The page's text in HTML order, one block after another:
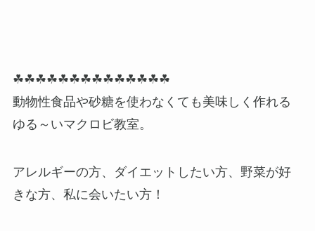
☘☘☘☘☘☘☘☘☘☘☘☘☘☘
動物性食品や砂糖を使わなくても美味しく作れる
ゆる～いマクロビ教室。
アレルギーの方、ダイエットしたい方、野菜が好
きな方、私に会いたい方！